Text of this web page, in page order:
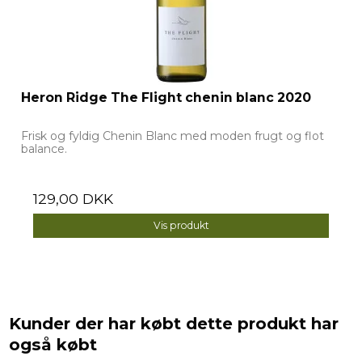
Heron Ridge The Flight chenin blanc 2020
Frisk og fyldig Chenin Blanc med moden frugt og flot
balance.
129,00 DKK
Vis produkt
Kunder der har købt dette produkt har
også købt